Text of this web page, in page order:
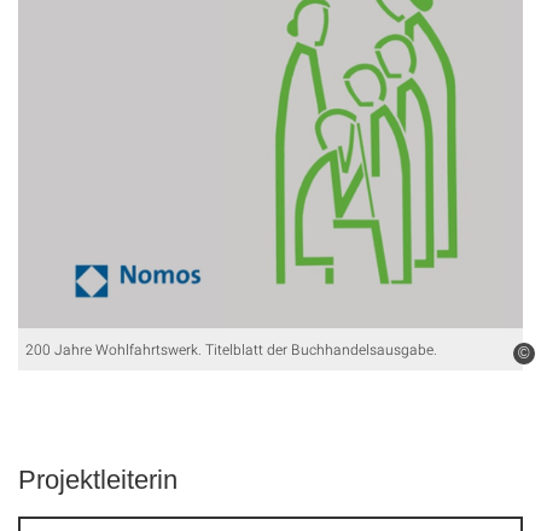
©
200 Jahre Wohlfahrtswerk. Titelblatt der Buchhandelsausgabe.
Projektleiterin